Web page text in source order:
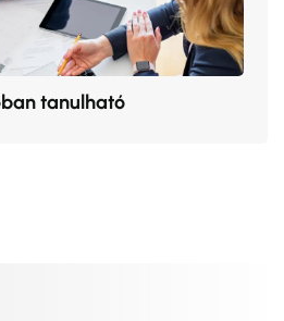
tanulható